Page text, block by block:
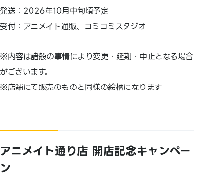
発送：2026年10月中旬頃予定
受付：アニメイト通販、コミコミスタジオ
※内容は諸般の事情により変更・延期・中止となる場合
がございます。
※店舗にて販売のものと同様の絵柄になります
アニメイト通り店 開店記念キャンペー
ン